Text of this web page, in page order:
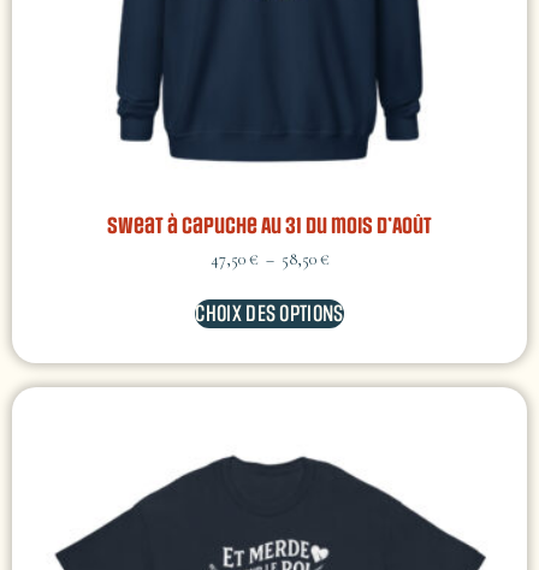
Sweat à capuche Au 31 du mois d’Août
47,50€ – 58,50€
CHOIX DES OPTIONS